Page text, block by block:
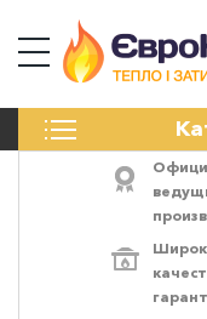
ПЕЧИ
ЭЛЕКТРОКАМИН
АКСЕССУАРЫ